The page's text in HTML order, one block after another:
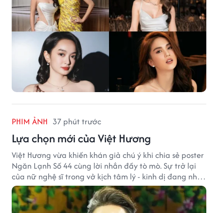
PHIM ẢNH 37 phút trước
Lựa chọn mới của Việt Hương
Việt Hương vừa khiến khán giả chú ý khi chia sẻ poster
Ngăn Lạnh Số 44 cùng lời nhắn đầy tò mò. Sự trở lại
của nữ nghệ sĩ trong vở kịch tâm lý - kinh dị đang nhận
được nhiều quan tâm từ công chúng.